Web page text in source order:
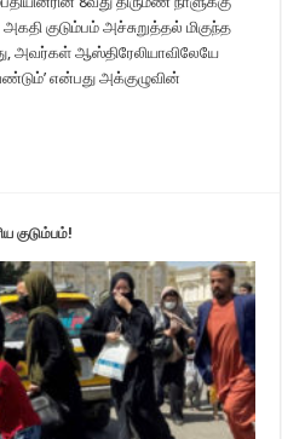
குடும்பம் அச்சுறுத்தல் மிகுந்த
அவர்கள் ஆஸ்திரேலியாவிலேயே
என்பது அக்குழுவின்
குடும்பம்!